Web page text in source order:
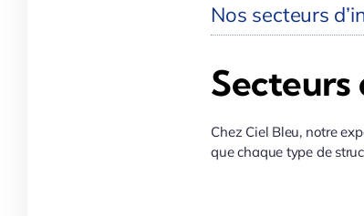
Nos secteurs
Secteurs
Chez Ciel Bleu, notre
que chaque type de